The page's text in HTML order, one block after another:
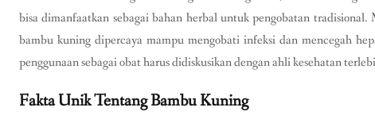
bisa dimanfaatkan sebagai bahan herbal untuk pengobatan tradisional.
bambu kuning dipercaya mampu mengobati infeksi dan mencegah
penggunaan sebagai obat harus didiskusikan dengan ahli kesehatan
Fakta Unik Tentang Bambu Kuning